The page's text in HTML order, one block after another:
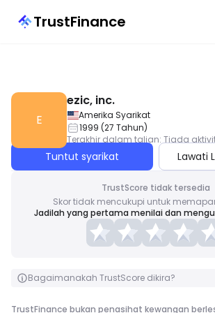
TrustFinance
E
ezic, inc.
Amerika Syarikat
1999 (27 Tahun)
Terakhir dalam talian: Tiada
Tuntut syarikat Lawati
TrustScore tidak tersedia
Skor tidak mencukupi untuk
Jadilah yang pertama menilai dan
Bagaimanakah TrustScore dikira?
TrustFinance bukan penasihat kewangan